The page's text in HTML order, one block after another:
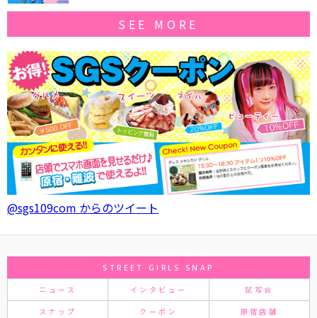
SEE MORE
@sgs109com からのツイート
STREET GIRLS SNAP
ニュース インタビュー 試写会
スナップ クーポン 原宿店舗